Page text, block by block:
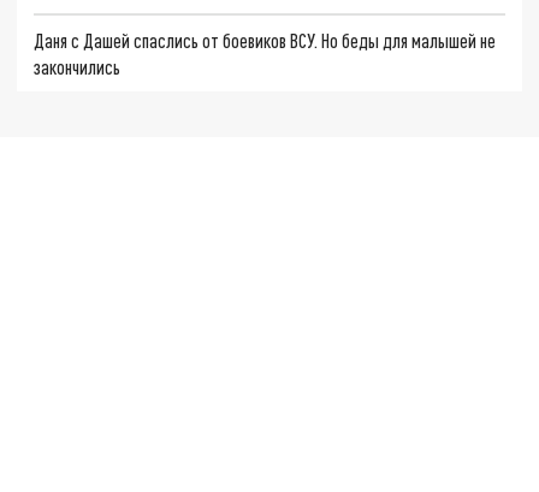
Даня с Дашей спаслись от боевиков ВСУ. Но беды для малышей не
закончились